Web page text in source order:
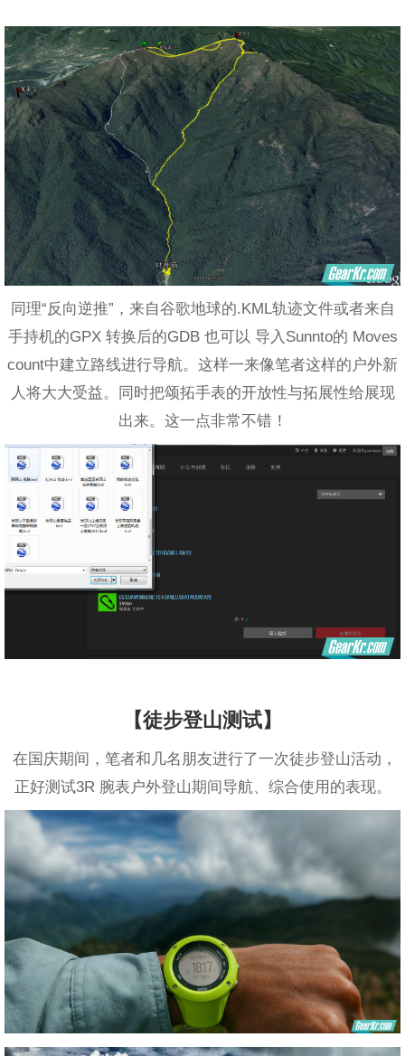
同理“反向逆推”，来自谷歌地球的.KML轨迹文件或者来自
手持机的GPX 转换后的GDB 也可以 导入Sunnto的 Moves
count中建立路线进行导航。这样一来像笔者这样的户外新
人将大大受益。同时把颂拓手表的开放性与拓展性给展现
出来。这一点非常不错！
【徒步登山测试】
在国庆期间，笔者和几名朋友进行了一次徒步登山活动，
正好测试3R 腕表户外登山期间导航、综合使用的表现。